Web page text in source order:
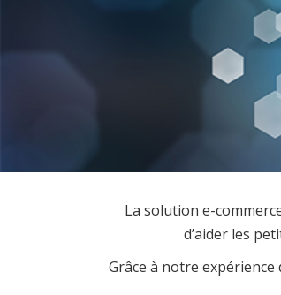
La solution e-
d’aider les
Grâce à notre